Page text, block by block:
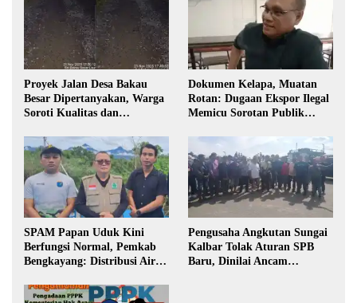
Proyek Jalan Desa Bakau
Besar Dipertanyakan, Warga
Soroti Kualitas dan
Pembangunan
Dokumen Kelapa, Muatan
Rotan: Dugaan Ekspor Ilegal
Memicu Sorotan Publik
SPAM Papan Uduk Kini
Berfungsi Normal, Pemkab
Bengkayang: Distribusi Air
Warga
Pengusaha Angkutan Sungai
Kalbar Tolak Aturan SPB
Baru, Dinilai Ancam